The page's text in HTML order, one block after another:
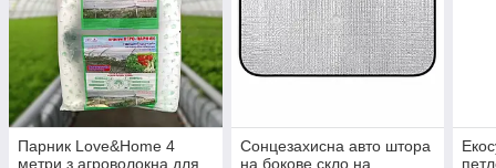
Парник Love&Home 4
метри з агроволокна для
Сонцезахисна авто штора
на бокове скло на